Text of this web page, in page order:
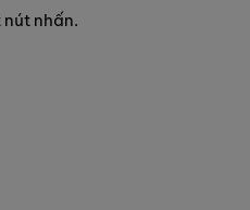
nhấn.